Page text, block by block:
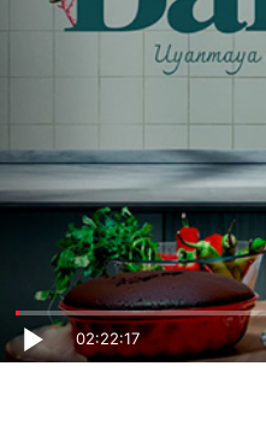
02:22:17